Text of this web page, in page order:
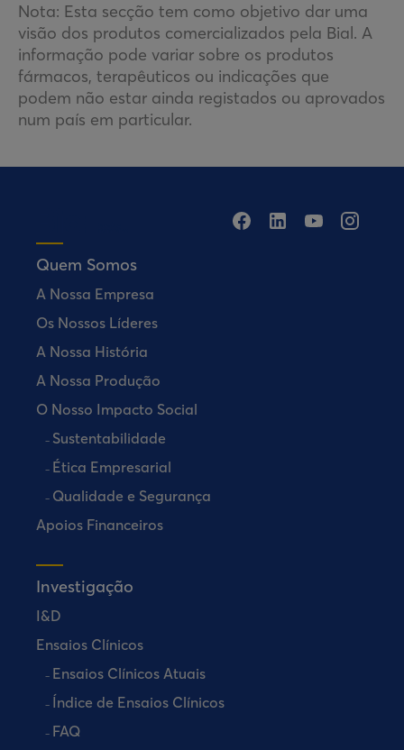
Nota: Esta secção tem como objetivo dar uma
visão dos produtos comercializados pela Bial. A
informação pode variar sobre os produtos
fármacos, terapêuticos ou indicações que
podem não estar ainda registados ou aprovados
num país em particular.
Quem Somos
A Nossa Empresa
Os Nossos Líderes
A Nossa História
A Nossa Produção
O Nosso Impacto Social
Sustentabilidade
Ética Empresarial
Qualidade e Segurança
Apoios Financeiros
Investigação
I&D
Ensaios Clínicos
Ensaios Clínicos Atuais
Índice de Ensaios Clínicos
FAQ